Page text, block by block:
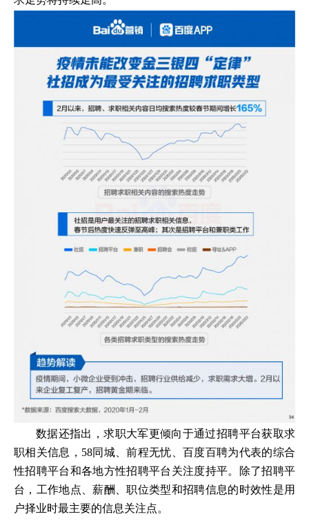
数据还指出，求职大军更倾向于通过招聘平台获取求
职相关信息，58同城、前程无忧、百度百聘为代表的综合
性招聘平台和各地方性招聘平台关注度持平。除了招聘平
台，工作地点、薪酬、职位类型和招聘信息的时效性是用
户择业时最主要的信息关注点。